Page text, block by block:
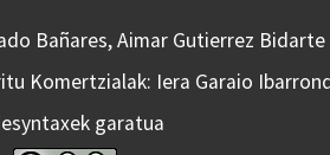
Bañares, Aimar Gutierrez
Komertzialak: Iera Garaio
garatua